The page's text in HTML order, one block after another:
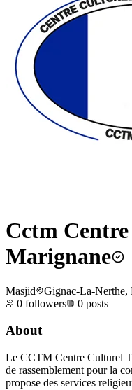
Cctm
Marignane
Masjid
Gignac-La-Nerthe,
0 followers 0 posts
About
Le CCTM Centre Culturel
de rassemblement pour la
propose des services